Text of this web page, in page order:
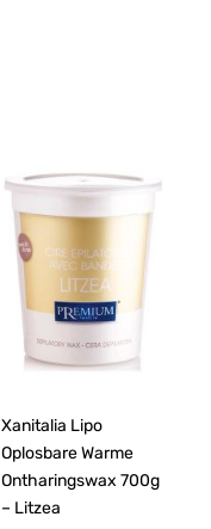
Xanitalia Lipo
Oplosbare Warme
Ontharingswax 700g
– Litzea